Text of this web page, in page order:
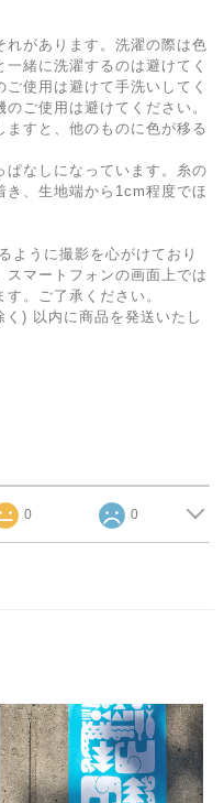
れがあります。洗濯の際は色
緒に洗濯するのは避けてく
使用は避けて手洗いしてく
ご使用は避けてください。
すと、他のものに色が移る
ぱなしになっています。糸の
き、生地端から1cm程度でほ
ように撮影を心がけており
スマートフォンの画面上では
。ご了承ください。
) 以内に商品を発送いたし
0 0